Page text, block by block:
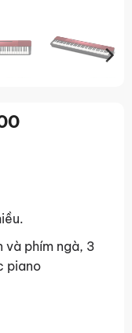
và phím ngà, 3
piano